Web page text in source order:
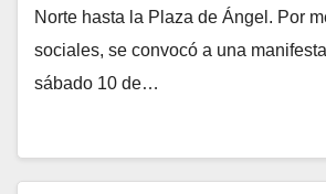
Norte hasta la Plaza de Ángel. Por
sociales, se convocó a una
sábado 10 de…